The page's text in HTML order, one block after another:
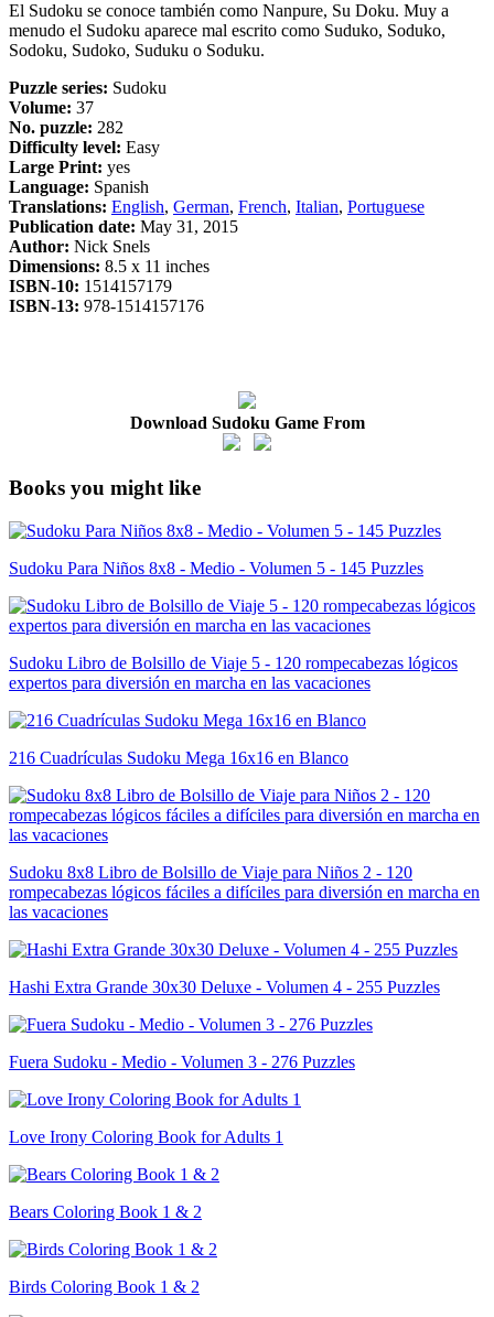
El Sudoku se conoce también como Nanpure, Su Doku. Muy a
menudo el Sudoku aparece mal escrito como Suduko, Soduko,
Sodoku, Sudoko, Suduku o Soduku.
Puzzle series: Sudoku
Volume: 37
No. puzzle: 282
Difficulty level: Easy
Large Print: yes
Language: Spanish
Translations: English, German, French, Italian, Portuguese
Publication date: May 31, 2015
Author: Nick Snels
Dimensions: 8.5 x 11 inches
ISBN-10: 1514157179
ISBN-13: 978-1514157176
Download Sudoku Game From
Books you might like
Sudoku Para Niños 8x8 - Medio - Volumen 5 - 145 Puzzles
Sudoku Libro de Bolsillo de Viaje 5 - 120 rompecabezas lógicos
expertos para diversión en marcha en las vacaciones
216 Cuadrículas Sudoku Mega 16x16 en Blanco
Sudoku 8x8 Libro de Bolsillo de Viaje para Niños 2 - 120
rompecabezas lógicos fáciles a difíciles para diversión en marcha en
las vacaciones
Hashi Extra Grande 30x30 Deluxe - Volumen 4 - 255 Puzzles
Fuera Sudoku - Medio - Volumen 3 - 276 Puzzles
Love Irony Coloring Book for Adults 1
Bears Coloring Book 1 & 2
Birds Coloring Book 1 & 2